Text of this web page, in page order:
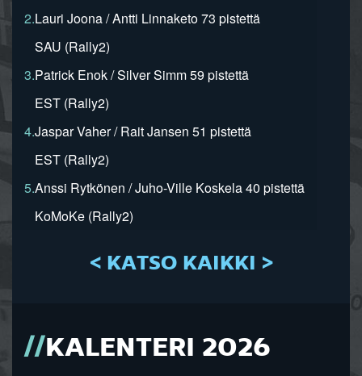
2.Lauri Joona / Antti Linnaketo 73 pistettä
SAU (Rally2)
3.Patrick Enok / Silver Simm 59 pistettä
EST (Rally2)
4.Jaspar Vaher / Rait Jansen 51 pistettä
EST (Rally2)
5.Anssi Rytkönen / Juho-Ville Koskela 40 pistettä
KoMoKe (Rally2)
< KATSO KAIKKI >
KALENTERI 2026